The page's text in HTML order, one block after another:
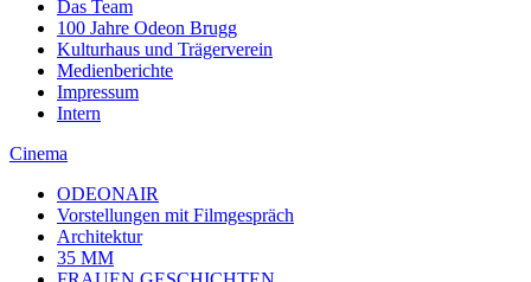
Das Team
100 Jahre Odeon Brugg
Kulturhaus und Trägerverein
Medienberichte
Impressum
Intern
Cinema
ODEONAIR
Vorstellungen mit Filmgespräch
Architektur
35 MM